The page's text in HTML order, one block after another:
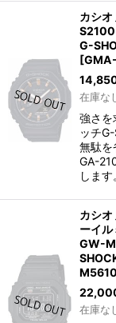
カシ
G-
[
在庫な
強さを
ッチ
無駄を
GA-
しま
カシオ
ーイ
GW-
在庫な